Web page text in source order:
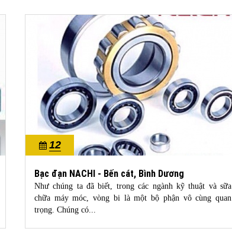
12
10/2022
Bạc đạn NACHI - Bến cát, Bình Dương
Như chúng ta đã biết, trong các ngành kỹ thuật và sữa
chữa máy móc, vòng bi là một bộ phận vô cùng quan
trọng. Chúng có...